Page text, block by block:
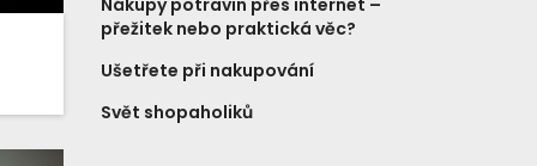
Nákupy potravin přes internet –
přežitek nebo praktická věc?
Ušetřete při nakupování
Svět shopaholiků